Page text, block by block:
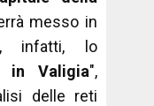
messo in
infatti, lo
in Valigia",
delle reti